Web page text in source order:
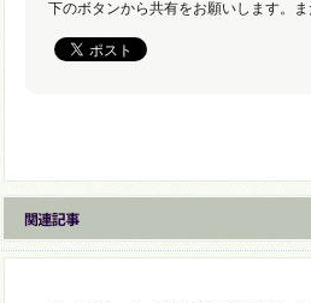
下のボタンから共有をお願いします。